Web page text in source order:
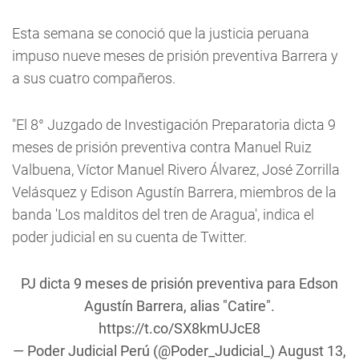
Esta semana se conoció que la justicia peruana
impuso nueve meses de prisión preventiva Barrera y
a sus cuatro compañeros.
"El 8° Juzgado de Investigación Preparatoria dicta 9
meses de prisión preventiva contra Manuel Ruiz
Valbuena, Víctor Manuel Rivero Álvarez, José Zorrilla
Velásquez y Edison Agustín Barrera, miembros de la
banda 'Los malditos del tren de Aragua', indica el
poder judicial en su cuenta de Twitter.
PJ dicta 9 meses de prisión preventiva para Edson
Agustín Barrera, alias "Catire".
https://t.co/SX8kmUJcE8
— Poder Judicial Perú (@Poder_Judicial_) August 13,